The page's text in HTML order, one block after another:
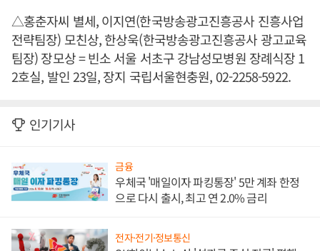
△홍춘자씨 별세, 이지연(한국방송광고진흥공사 진흥사업
전략팀장) 모친상, 한상욱(한국방송광고진흥공사 광고교육
팀장) 장모상 = 빈소 서울 서초구 강남성모병원 장례식장 1
2호실, 발인 23일, 장지 국립서울현충원, 02-2258-5922.
인기기사
금융
우체국 '매일이자 파킹통장' 5만 계좌 한정
으로 다시 출시, 최고 연 2.0% 금리
전자·전기·정보통신